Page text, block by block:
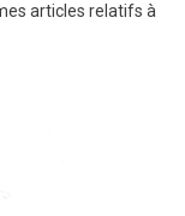
articles relatifs à